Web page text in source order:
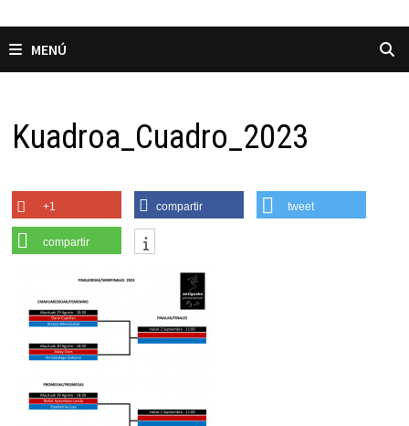
MENÚ
Kuadroa_Cuadro_2023
+1 compartir tweet
compartir